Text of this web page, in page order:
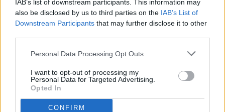
IAB’s list of downstream participants. This information may
also be disclosed by us to third parties on the IAB’s List of
Downstream Participants that may further disclose it to other
Personal Data Processing Opt Outs
I want to opt-out of processing my
Personal Data for Targeted Advertising.
Opted In
CONFIRM
Piano
Piano Rialzato
Libero al rogito
Condizioni
In perfetto stato
Riscaldamento